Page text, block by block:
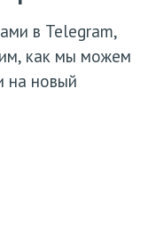
в Telegram,
как мы можем
на новый